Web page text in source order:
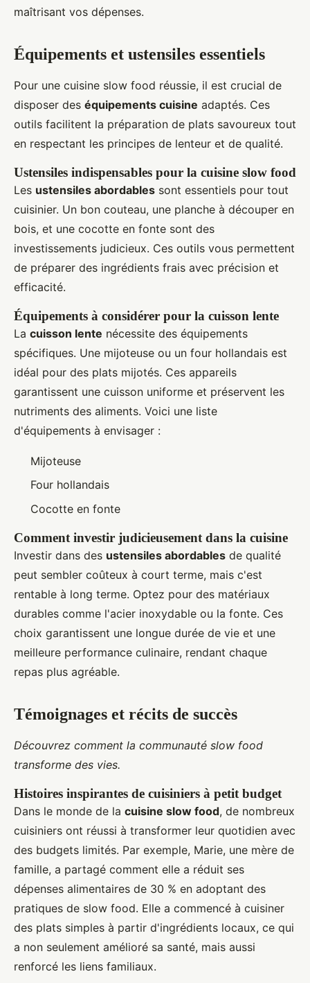
maîtrisant vos dépenses.
Équipements et ustensiles essentiels
Pour une cuisine slow food réussie, il est crucial de
disposer des équipements cuisine adaptés. Ces
outils facilitent la préparation de plats savoureux tout
en respectant les principes de lenteur et de qualité.
Ustensiles indispensables pour la cuisine slow food
Les ustensiles abordables sont essentiels pour tout
cuisinier. Un bon couteau, une planche à découper en
bois, et une cocotte en fonte sont des
investissements judicieux. Ces outils vous permettent
de préparer des ingrédients frais avec précision et
efficacité.
Équipements à considérer pour la cuisson lente
La cuisson lente nécessite des équipements
spécifiques. Une mijoteuse ou un four hollandais est
idéal pour des plats mijotés. Ces appareils
garantissent une cuisson uniforme et préservent les
nutriments des aliments. Voici une liste
d'équipements à envisager :
Mijoteuse
Four hollandais
Cocotte en fonte
Comment investir judicieusement dans la cuisine
Investir dans des ustensiles abordables de qualité
peut sembler coûteux à court terme, mais c'est
rentable à long terme. Optez pour des matériaux
durables comme l'acier inoxydable ou la fonte. Ces
choix garantissent une longue durée de vie et une
meilleure performance culinaire, rendant chaque
repas plus agréable.
Témoignages et récits de succès
Découvrez comment la communauté slow food
transforme des vies.
Histoires inspirantes de cuisiniers à petit budget
Dans le monde de la cuisine slow food, de nombreux
cuisiniers ont réussi à transformer leur quotidien avec
des budgets limités. Par exemple, Marie, une mère de
famille, a partagé comment elle a réduit ses
dépenses alimentaires de 30 % en adoptant des
pratiques de slow food. Elle a commencé à cuisiner
des plats simples à partir d'ingrédients locaux, ce qui
a non seulement amélioré sa santé, mais aussi
renforcé les liens familiaux.